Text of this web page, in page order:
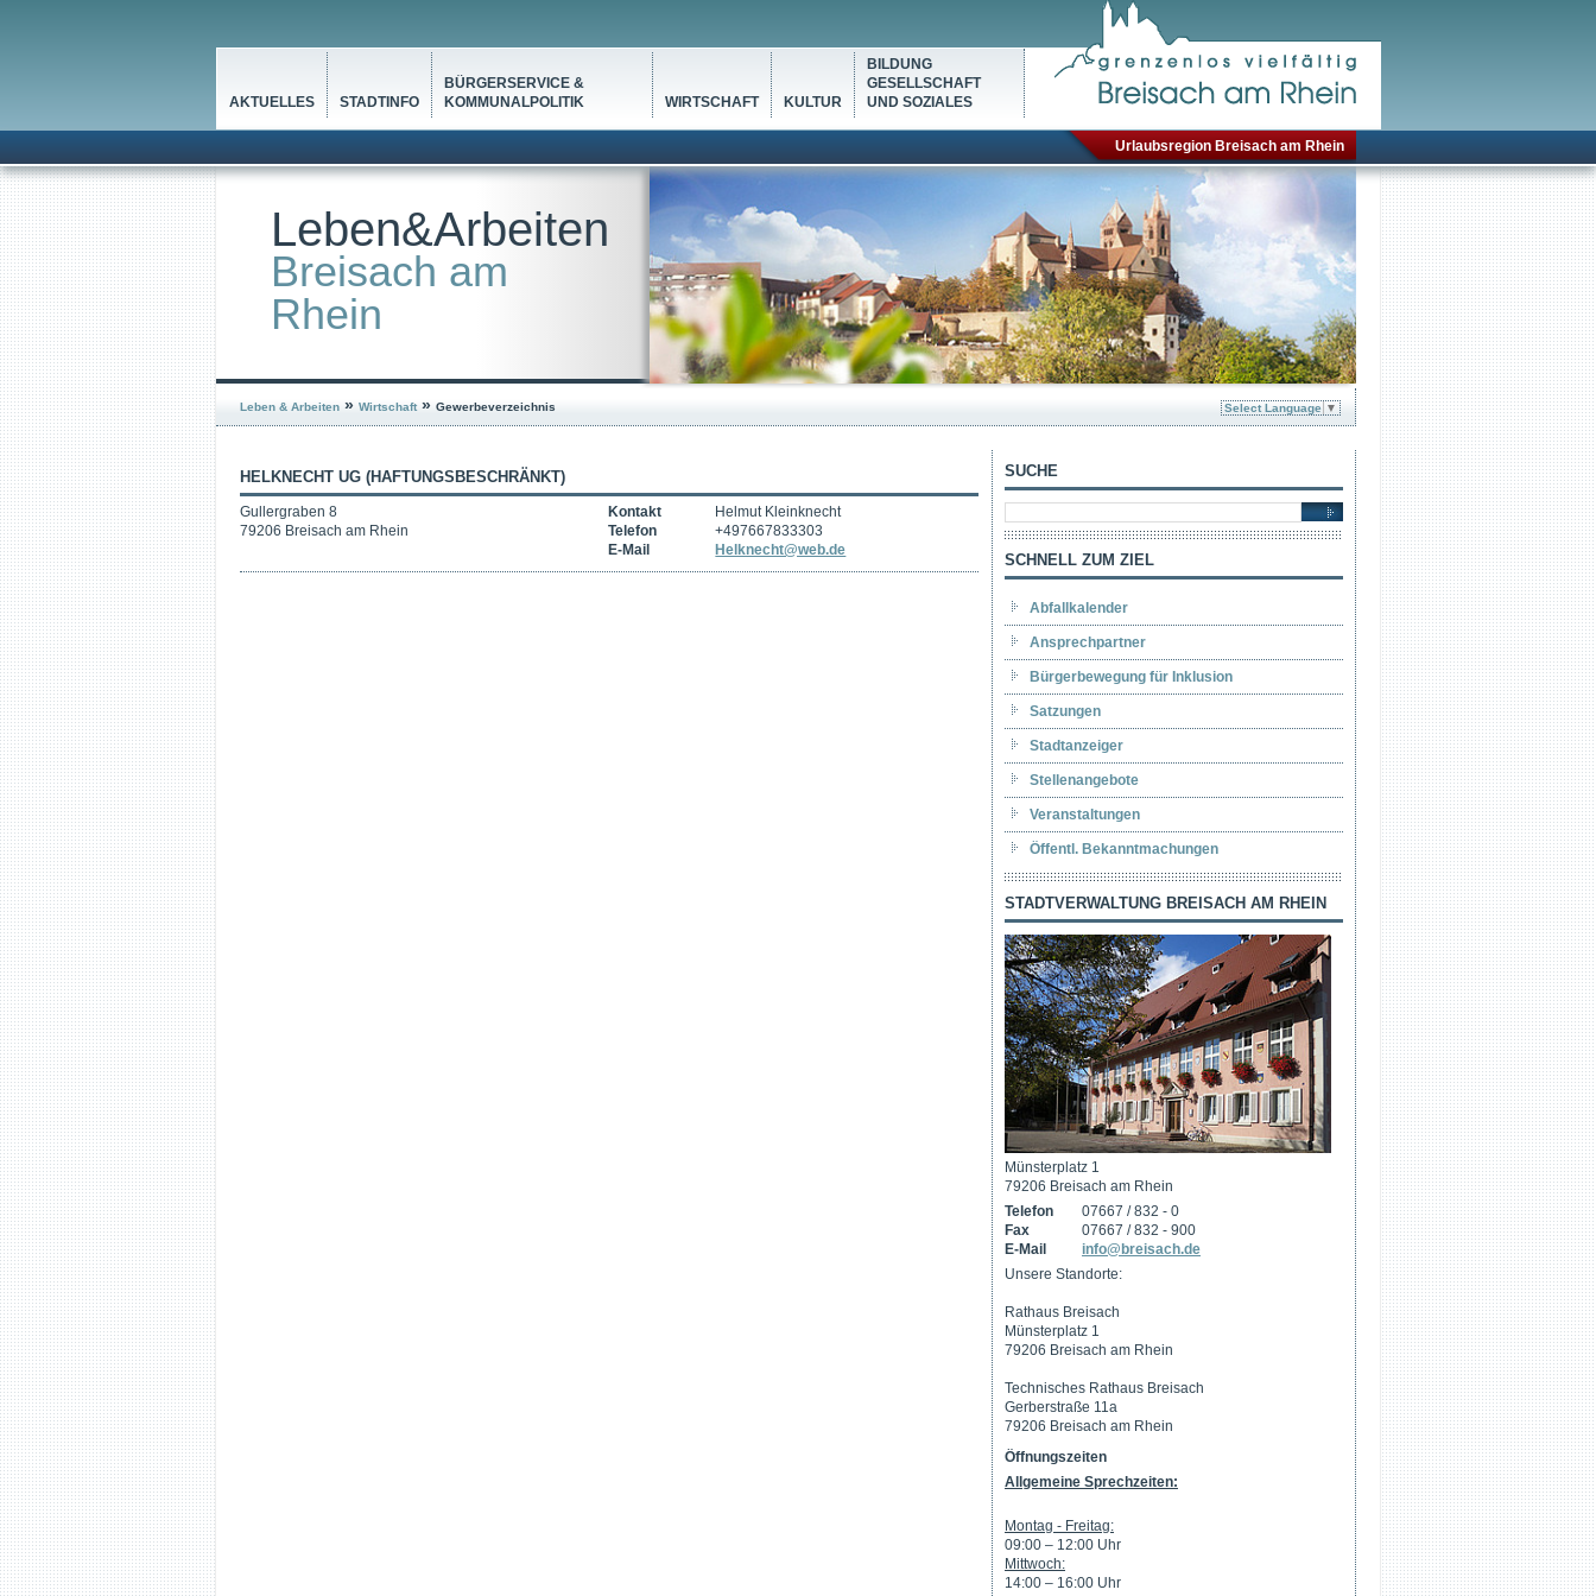
AKTUELLES STADTINFO
BÜRGERSERVICE &
KOMMUNALPOLITIK
WIRTSCHAFT KULTUR
BILDUNG
GESELLSCHAFT
UND SOZIALES
Urlaubsregion Breisach am Rhein
Leben&Arbeiten
Breisach am
Rhein
Leben & Arbeiten » Wirtschaft» Gewerbeverzeichnis Select Language ▼
HELKNECHT UG (HAFTUNGSBESCHRÄNKT)
Gullergraben 8
79206 Breisach am Rhein
Kontakt
Helmut Kleinknecht
Telefon
+497667833303
E-Mail
Helknecht@web.de
SUCHE
SCHNELL ZUM ZIEL
Abfallkalender
Ansprechpartner
Bürgerbewegung für Inklusion
Satzungen
Stadtanzeiger
Stellenangebote
Veranstaltungen
Öffentl. Bekanntmachungen
STADTVERWALTUNG BREISACH AM RHEIN
Münsterplatz 1
79206 Breisach am Rhein
Telefon
07667 / 832 - 0
Fax
07667 / 832 - 900
E-Mail
info@breisach.de
Unsere Standorte:
Rathaus Breisach
Münsterplatz 1
79206 Breisach am Rhein
Technisches Rathaus Breisach
Gerberstraße 11a
79206 Breisach am Rhein
Öffnungszeiten
Allgemeine Sprechzeiten:
Montag - Freitag:
09:00 – 12:00 Uhr
Mittwoch:
14:00 – 16:00 Uhr